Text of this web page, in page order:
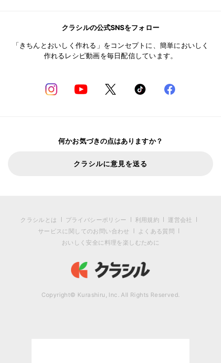
クラシルの公式SNSをフォロー
「きちんとおいしく作れる」をコンセプトに、簡単においしく
作れるレシピ動画を毎日配信しています。
何かお気づきの点はありますか？
クラシルに意見を送る
クラシルとは プライバシーポリシー 利用規約
運営会社
サービスに関してのお問い合わせ
よくある質問
おいしく安全に料理を楽しむために
Copyright© Kurashiru, Inc. All Rights Reserved.